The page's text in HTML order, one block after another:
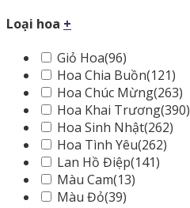
Loại hoa +
Giỏ Hoa(96)
Hoa Chia Buồn(121)
Hoa Chúc Mừng(263)
Hoa Khai Trương(390)
Hoa Sinh Nhật(262)
Hoa Tình Yêu(262)
Lan Hồ Điệp(141)
Màu Cam(13)
Màu Đỏ(39)